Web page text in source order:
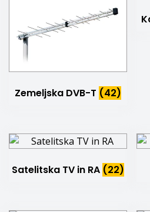
Zemeljska DVB-T (42)
Satelitska TV in RA (22)